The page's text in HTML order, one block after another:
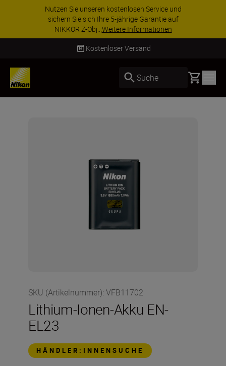
kostenlosen Service und
sich Ihre 5-jährige Garantie auf
Weitere Informationen
Kostenloser Versand
Suche Basket
SKU (Artikelnummer): VFB11702
Lithium-Ionen-Akku EN-
EL23
HÄNDLER:INNENSUCHE